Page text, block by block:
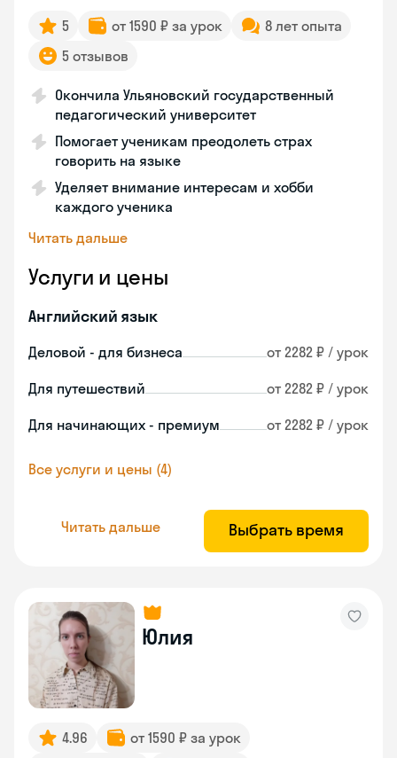
5 от 1590 ₽ за урок
8 лет опыта
5 отзывов
Окончила Ульяновский государственный
педагогический университет
Помогает ученикам преодолеть страх
говорить на языке
Уделяет внимание интересам и хобби
каждого ученика
Читать дальше
Услуги и цены
Английский язык
Деловой - для бизнеса от 2282 ₽ / урок
Для путешествий от 2282 ₽ / урок
Для начинающих - премиум от 2282 ₽ / урок
Все услуги и цены (4)
Читать дальше Выбрать время
Юлия
4.96
от 1590 ₽ за урок